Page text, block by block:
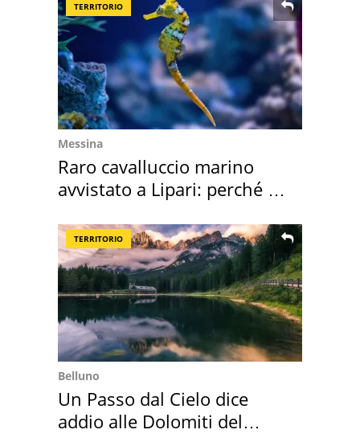
TERRITORIO
Messina
Raro cavalluccio marino
avvistato a Lipari: perché è
TERRITORIO
Belluno
Un Passo dal Cielo dice
addio alle Dolomiti del